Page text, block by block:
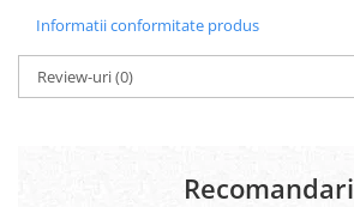
Informatii conformitate produs
Review-uri(0)
Recomandari